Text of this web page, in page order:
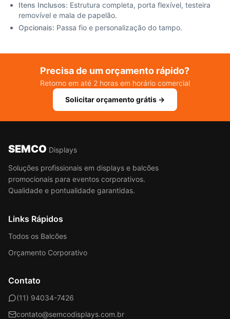
Itens Inclusos: Estrutura completa, porta flexível, testeira
removível e mala de papelão.
Opcionais: Passa fio e personalização do tampo.
Precisa de um orçamento rápido?
Retorno em até 2 horas em horário comercial
Solicitar orçamento grátis →
SEMCO Displays
Soluções profissionais em displays e balcões
promocionais para eventos corporativos.
Qualidade e pontualidade garantidas.
Links Rápidos
Todos os Balcões
Orçamento Corporativo
Contato
(11) 94034-7426
contato@semcodisplays.com.br